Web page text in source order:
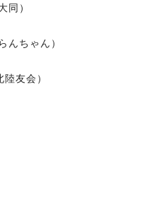
早大同）
らんちゃん）
北陸友会）